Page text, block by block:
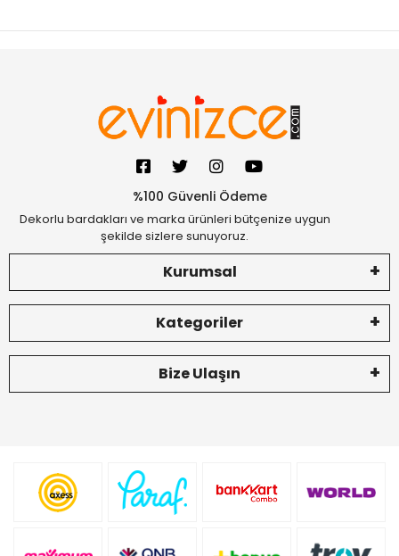
%100 Güvenli Ödeme
Dekorlu bardakları ve marka ürünleri bütçenize uygun
şekilde sizlere sunuyoruz.
Kurumsal
Kategoriler
Bize Ulaşın